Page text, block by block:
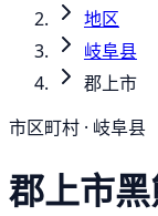
地区
岐阜县
郡上市
市区町村 · 岐阜县
郡上市